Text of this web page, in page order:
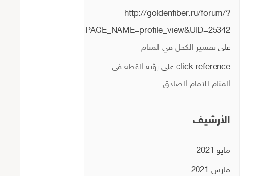
http://goldenfiber.ru/forum/?
PAGE_NAME=profile_view&UID=25342
على تفسير الكحل في المنام
click referenceعلى رؤية القطة في
المنام للامام الصادق
الأرشيف
مايو 2021
مارس 2021